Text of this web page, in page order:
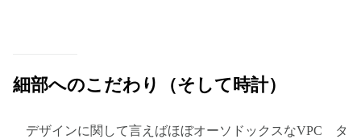
細部へのこだわり（そして時計）
デザインに関して言えばほぼオーソドックスなVPC タ